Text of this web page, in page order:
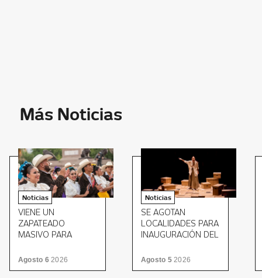
Más Noticias
Noticias
VIENE UN
ZAPATEADO
MASIVO PARA
FOLKLÓRICO
Agosto 6 2026
Noticias
SE AGOTAN
LOCALIDADES PARA
INAUGURACIÓN DEL
Agosto 5 2026